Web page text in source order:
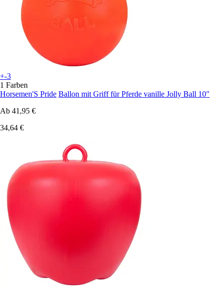
+-3
1 Farben
Horsemen'S Pride Ballon mit Griff für Pferde vanille Jolly Ball 10"
Ab 41,95 €
34,64 €